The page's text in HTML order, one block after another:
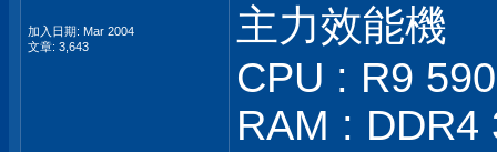
加入日期: Mar 2004
文章: 3,643
主力效能機
CPU : R9
RAM : DDR4